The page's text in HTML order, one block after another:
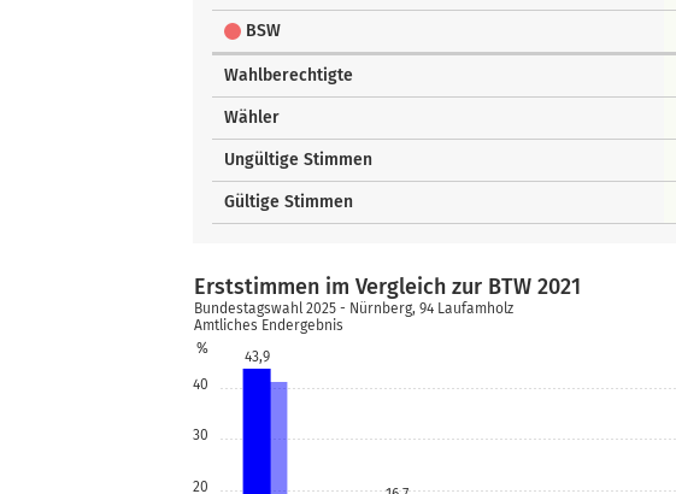
BSW
Wahlberechtigte
Wähler
Ungültige Stimmen
Gültige Stimmen
20
30
40
%
43,9
Erststimmen im Vergleich zur BTW 2021
Bundestagswahl 2025 - Nürnberg, 94 Laufamholz
Amtliches Endergebnis